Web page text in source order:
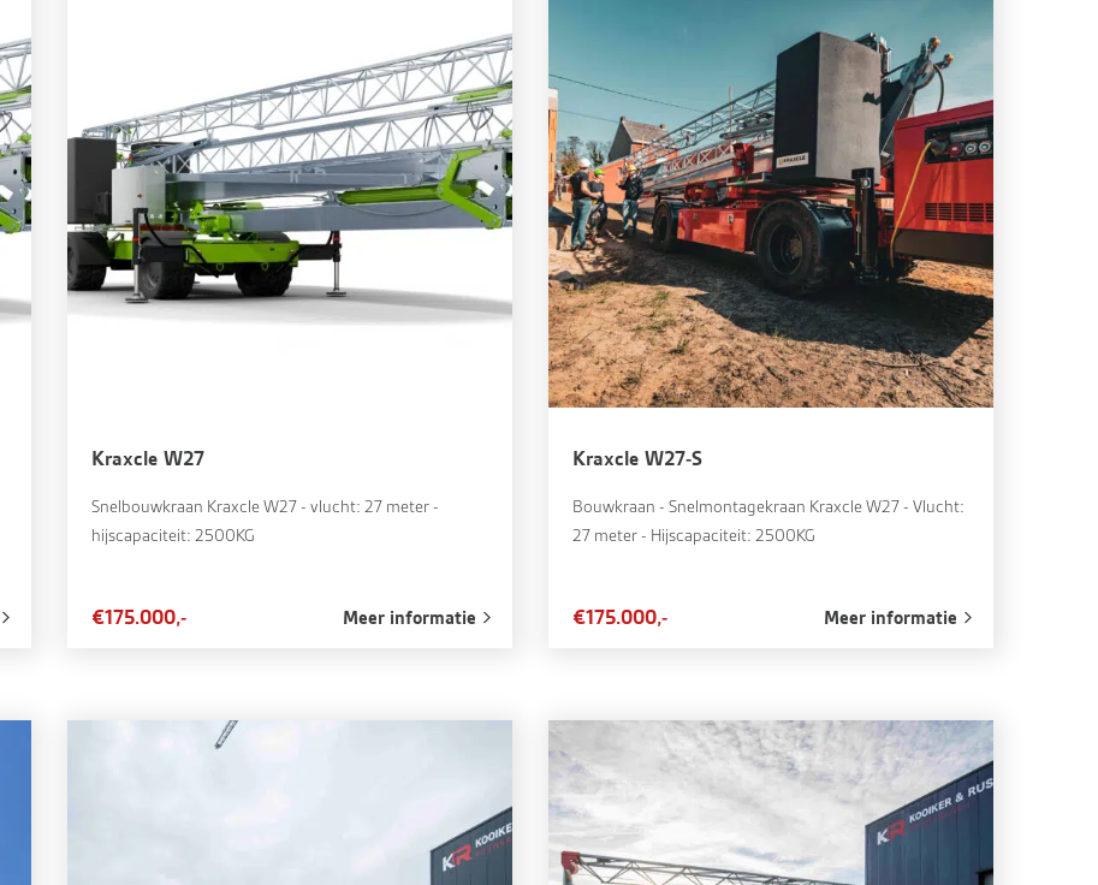
Kraxcle W27
Snelbouwkraan Kraxcle W27 - vlucht: 27 meter -
hijscapaciteit: 2500KG
€175.000,- Meer informatie
Kraxcle W27-S
Bouwkraan - Snelmontagekraan Kraxcle W27 - Vlucht:
27 meter - Hijscapaciteit: 2500KG
€175.000,- Meer informatie